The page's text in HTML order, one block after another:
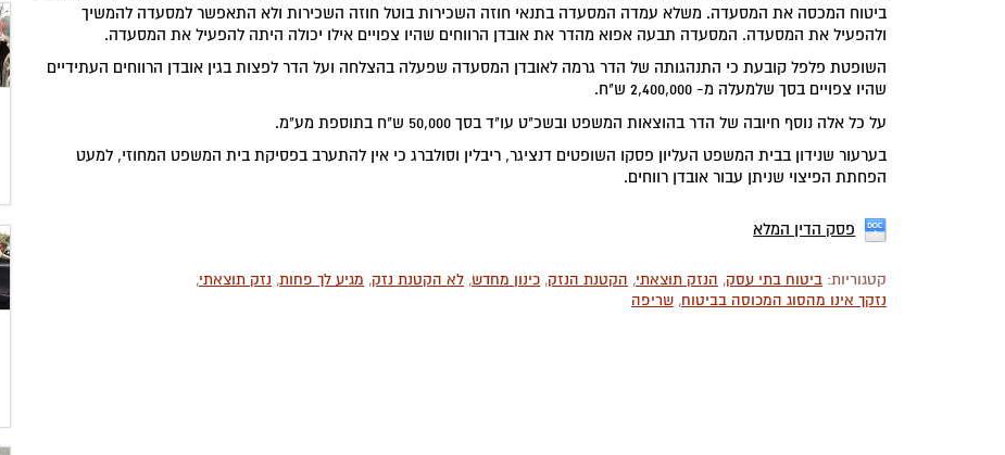
ביטוח המכסה את המסעדה. משלא עמדה המסעדה בתנאי חוזה השכירות בוטל חוזה השכירות ולא התאפשר למסעדה להמשיך
ולהפעיל את המסעדה. המסעדה תבעה אפוא מהדר את אובדן הרווחים שהיו צפויים אילו יכולה היתה להפעיל את המסעדה.
השופטת פלפל קובעת כי התנהגותה של הדר גרמה לאובדן המסעדה שפעלה בהצלחה ועל הדר לפצות בגין אובדן הרווחים העתידיים
שהיו צפויים בסך שלמעלה מ- 2,400,000 ש"ח.
על כל אלה נוסף חיובה של הדר בהוצאות המשפט ובשכ"ט עו"ד בסך 50,000 ש"ח בתוספת מע"מ.
בערעור שנידון בבית המשפט העליון פסקו השופטים דנציגר, ריבלין וסולברג כי אין להתערב בפסיקת בית המשפט המחוזי, למעט
הפחתת הפיצוי שניתן עבור אובדן רווחים.
פסק הדין המלא
קטגוריות: ביטוח בתי עסק, הנזק תוצאתי, הקטנת הנזק, כינון מחדש, לא הקטנת נזק, מגיע לך פחות, נזק תוצאתי,
נזקך אינו מהסוג המכוסה בביטוח, שריפה